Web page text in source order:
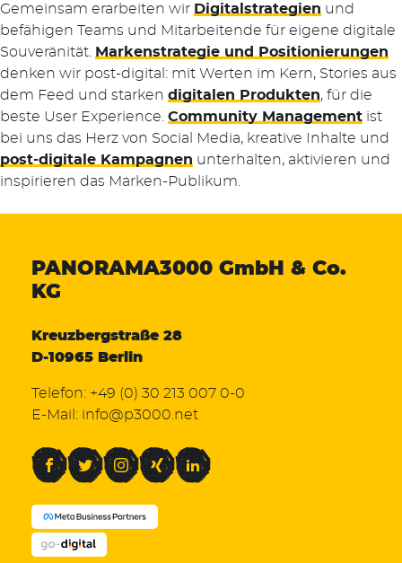
Gemeinsam erarbeiten wir Digitalstrategien und
befähigen Teams und Mitarbeitende für eigene digitale
Souveränität.
Markenstrategie und Positionierungen
denken wir post-digital: mit Werten im Kern, Stories aus
dem Feed und starken digitalen Produkten, für die
beste User Experience. Community Management ist
bei uns das Herz von Social Media, kreative Inhalte und
post-digitale Kampagnen unterhalten, aktivieren und
inspirieren das Marken-Publikum.
PANORAMA3000 GmbH & Co.
KG
Kreuzbergstraße 28
D-10965 Berlin
Telefon: +49 (0) 30 213 007 0-0
E-Mail: info@p3000.net
FacebookTwitterInstagramXing LinkedIn